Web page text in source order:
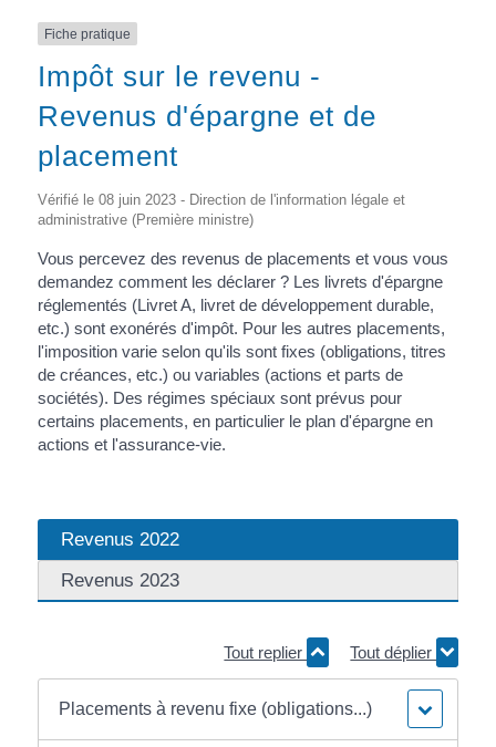
Fiche pratique
Impôt sur le revenu -
Revenus d'épargne et de
placement
Vérifié le 08 juin 2023 - Direction de l'information légale et
administrative (Première ministre)
Vous percevez des revenus de placements et vous vous
demandez comment les déclarer ? Les livrets d'épargne
réglementés (Livret A, livret de développement durable,
etc.) sont exonérés d'impôt. Pour les autres placements,
l'imposition varie selon qu'ils sont fixes (obligations, titres
de créances, etc.) ou variables (actions et parts de
sociétés). Des régimes spéciaux sont prévus pour
certains placements, en particulier le plan d'épargne en
actions et l'assurance-vie.
Revenus 2022
Revenus 2023
Tout replier Tout déplier
Placements à revenu fixe (obligations...)